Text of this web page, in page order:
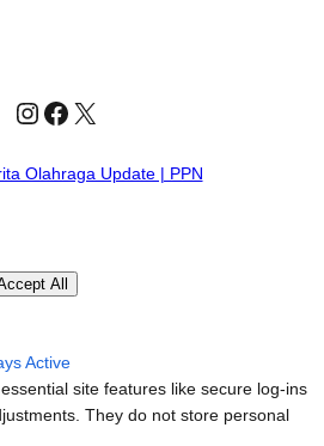
Instagram
Facebook
X
Olahraga Update | PPN
All
Active
site features like secure log-ins
They do not store personal